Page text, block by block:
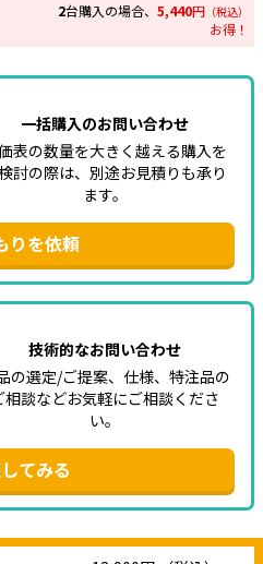
2台購入の場合、 5,440円 （税込）
お得！
一括購入のお問い合わせ
表の数量を大きく越える購入を
討の際は、別途お見積りも承り
ます。
りを依頼
技術的なお問い合わせ
の選定/ご提案、仕様、特注品の
相談などお気軽にご相談くださ
い。
てみる